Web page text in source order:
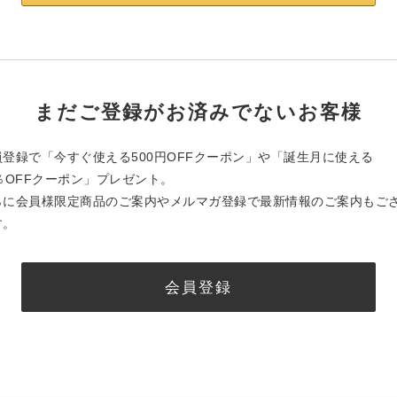
まだご登録がお済みでないお客様
登録で「今すぐ使える500円OFFクーポン」や「誕生月に使える
OFFクーポン」プレゼント。
に会員様限定商品のご案内やメルマガ登録で最新情報のご案内もご
会員登録